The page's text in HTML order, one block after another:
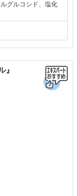
グルコシド、塩化
』